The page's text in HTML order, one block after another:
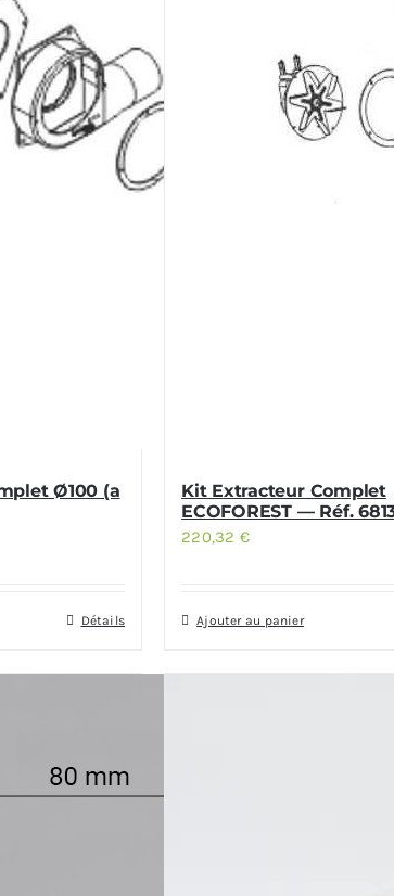
Ø100 (a
Détails
Kit Extracteur Complet
ECOFOREST — Réf.
220,32 €
Ajouter au panier